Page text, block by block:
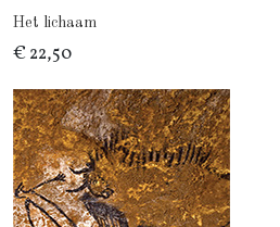
Het lichaam
€ 22,50